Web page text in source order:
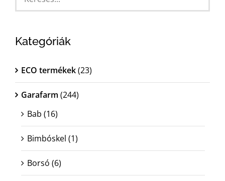
Kategóriák
ECO termékek(23)
Garafarm (244)
Bab (16)
Bimbóskel (1)
Borsó (6)